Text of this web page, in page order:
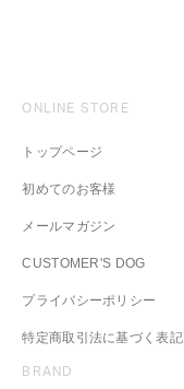
ONLINE STORE
トップページ
初めてのお客様
メールマガジン
CUSTOMER'S DOG
プライバシーポリシー
特定商取引法に基づく表記
BRAND